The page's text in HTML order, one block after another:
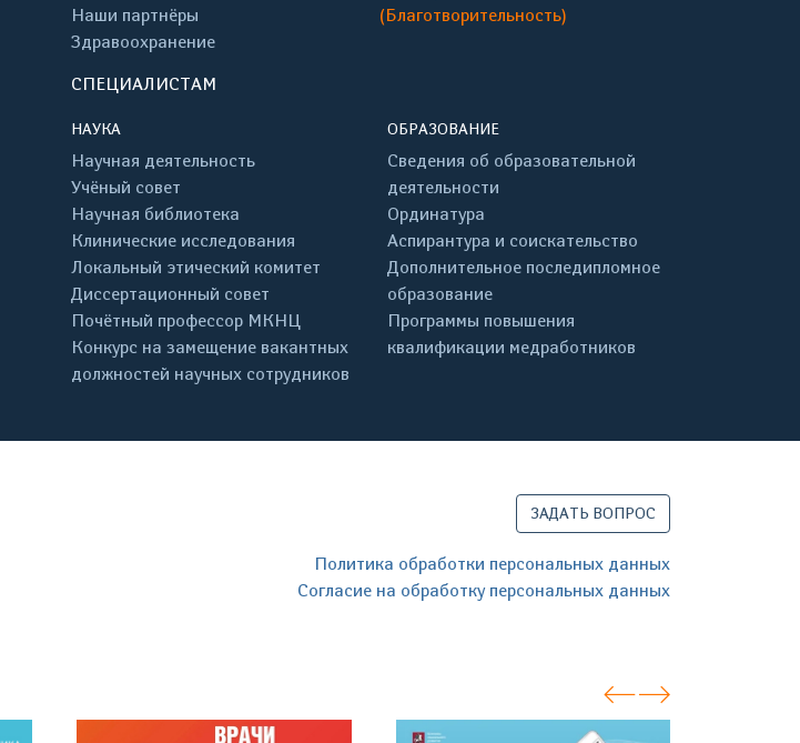
Наши партнёры
Здравоохранение
(Благотворительность)
СПЕЦИАЛИСТАМ
НАУКА
Научная деятельность
Учёный совет
Научная библиотека
Клинические исследования
Локальный этический комитет
Диссертационный совет
Почётный профессор МКНЦ
Конкурс на замещение вакантных
должностей научных сотрудников
ОБРАЗОВАНИЕ
Сведения об образовательной
деятельности
Ординатура
Аспирантура и соискательство
Дополнительное последипломное
образование
Программы повышения
квалификации медработников
ЗАДАТЬ ВОПРОС
Политика обработки персональных данных
Согласие на обработку персональных данных